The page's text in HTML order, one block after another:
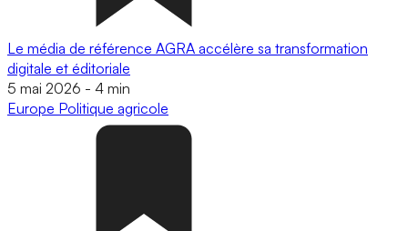
Le média de référence AGRA accélère sa transformation
digitale et éditoriale
5 mai 2026 - 4 min
Europe Politique agricole